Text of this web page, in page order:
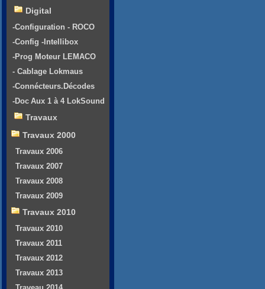
Digital
-Configuration - ROCO
-Config -Intellibox
-Prog Moteur LEMACO
- Cablage Lokmaus
-Connécteurs.Décodes
-Doc Aux 1 à 4 LokSound
Travaux
Travaux 2000
Travaux 2006
Travaux 2007
Travaux 2008
Travaux 2009
Travaux 2010
Travaux 2010
Travaux 2011
Travaux 2012
Travaux 2013